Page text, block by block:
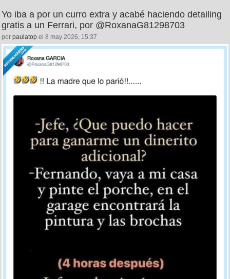
Yo iba a por un curro extra y acabé haciendo detailing
gratis a un Ferrari, por @RoxanaG81298703
por paulatop el 8 may 2026, 15:37